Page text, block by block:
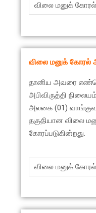
விலை மனுக் கோரல்
விலை மனுக் கோரல்
தானிய அவரை
அபிவிருத்தி
அலகை (01)
தகுதியான விலை
கோரப்படுகின்றது.
விலை மனுக் கோரல்